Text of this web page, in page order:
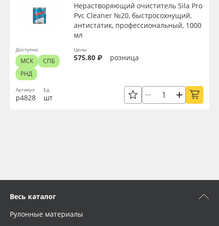
Артикул
р4828
Нерастворяющий очиститель Sila Pro
Pvc Cleaner №20, быстросохнущий,
антистатик, профессиональный, 1000
мл
Ед.
шт
Цены
575.80 ₽ розница
Доступно
МСК
СПБ
РНД
Весь каталог
Рулонные материалы